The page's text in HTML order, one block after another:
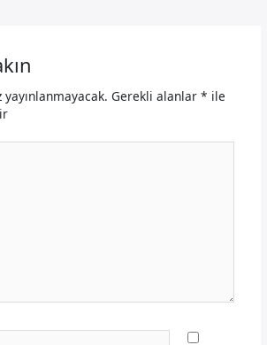
Gerekli alanlar * ile